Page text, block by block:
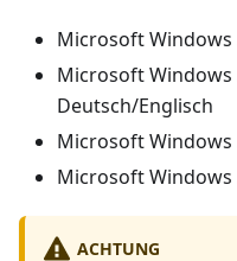
Microsoft Windows
Microsoft Windows
Deutsch/Englisch
Microsoft Windows
Microsoft Windows
ACHTUNG